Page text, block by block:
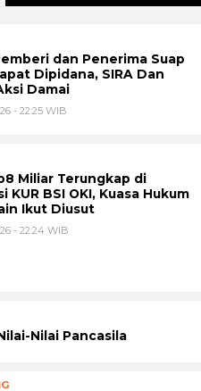
dan Penerima Suap
Dipidana, SIRA Dan
Damai
- 22:25 WIB
Miliar Terungkap di
KUR BSI OKI, Kuasa Hukum
Ikut Diusut
- 22:24 WIB
Nilai Pancasila